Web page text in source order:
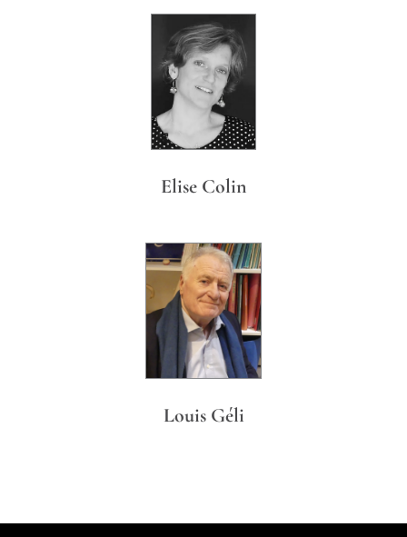
Elise Colin
Louis Géli